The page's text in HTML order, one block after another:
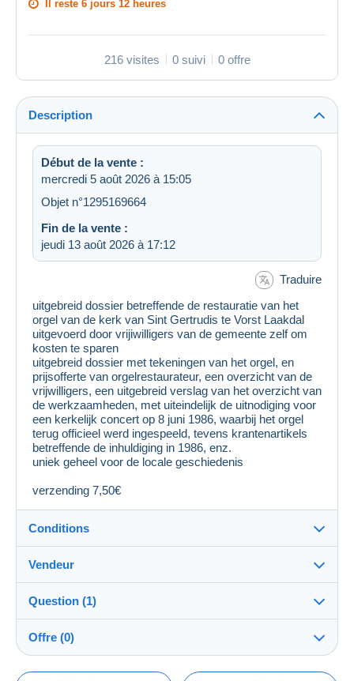
Il reste 6 jours 12 heures
216 visites 0 suivi 0 offre
Description
Début de la vente :
mercredi 5 août 2026 à 15:05
Objet n°1295169664
Fin de la vente :
jeudi 13 août 2026 à 17:12
Traduire
uitgebreid dossier betreffende de restauratie van het
orgel van de kerk van Sint Gertrudis te Vorst Laakdal
uitgevoerd door vrijiwilligers van de gemeente zelf om
kosten te sparen
uitgebreid dossier met tekeningen van het orgel, en
prijsofferte van orgelrestaurateur, een overzicht van de
vrijwilligers, een uitgebreid verslag van het overzicht van
de werkzaamheden, met uiteindelijk de uitnodiging voor
een kerkelijk concert op 8 juni 1986, waarbij het orgel
terug officieel werd ingespeeld, tevens krantenartikels
betreffende de inhuldiging in 1986, enz.
uniek geheel voor de locale geschiedenis
verzending 7,50€
Conditions
Destination :
Voir la liste des pays
Expédition :
Envoi après paiement
Vendeur
dubout100%(9485x)
Boutique
Question (1)
Question de Compte supprimé
Offre (0)